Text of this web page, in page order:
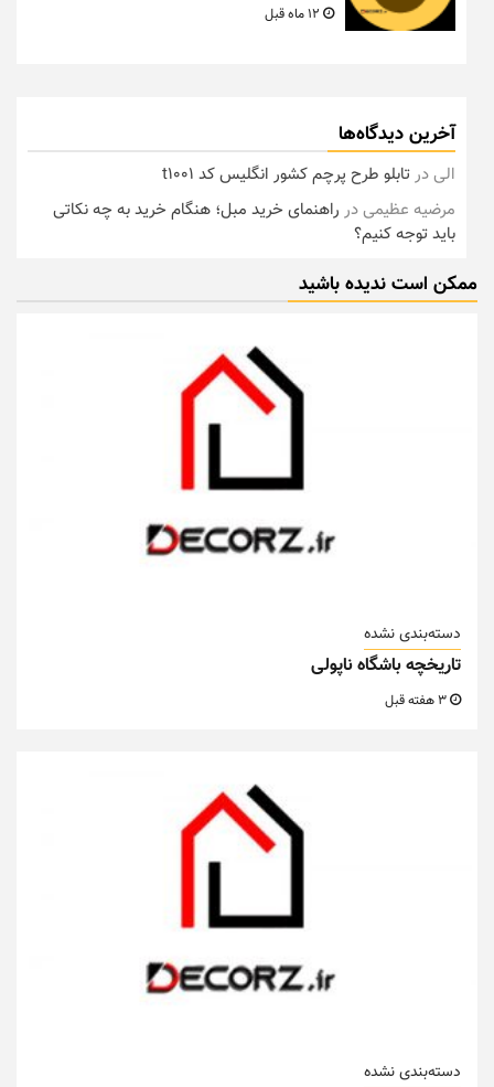
آخرین دیدگاه‌ها
الیدرتابلو طرح پرچم کشور انگلیس کد t1001
مرضیه عظیمیدر راهنمای خرید مبل؛ هنگام خرید به چه نکاتی
باید توجه کنیم؟
ممکن است ندیده باشید
دسته‌بندی نشده
تاریخچه باشگاه ناپولی
دسته‌بندی نشده